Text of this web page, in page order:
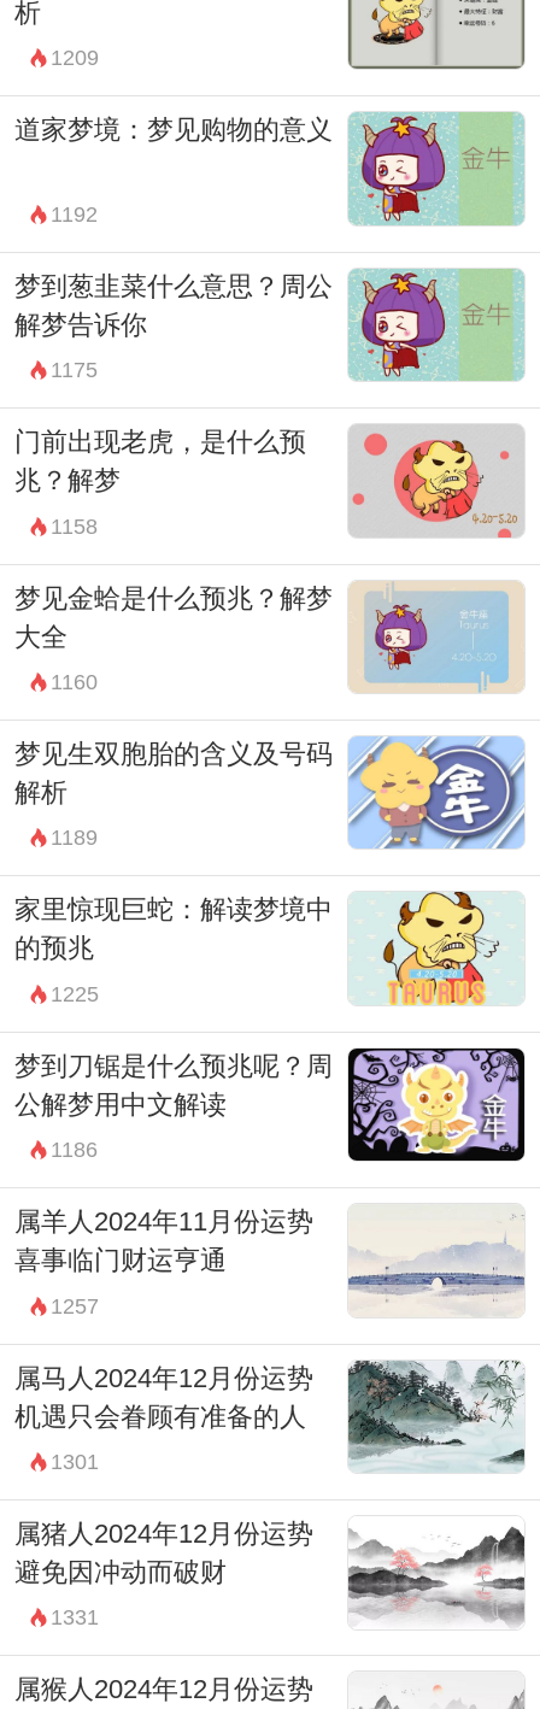
中的每一种境遇都有其独特的寓意，而梦境
更是一扇通往内心世界的窗户，它值得我们
用心去聆听和思考。
析
1209
道家梦境：梦见购物的意义
1192
梦到葱韭菜什么意思？周公
解梦告诉你
1175
门前出现老虎，是什么预
兆？解梦
1158
梦见金蛤是什么预兆？解梦
大全
1160
梦见生双胞胎的含义及号码
解析
1189
家里惊现巨蛇：解读梦境中
的预兆
1225
梦到刀锯是什么预兆呢？周
公解梦用中文解读
1186
属羊人2024年11月份运势
喜事临门财运亨通
1257
属马人2024年12月份运势
机遇只会眷顾有准备的人
1301
属猪人2024年12月份运势
避免因冲动而破财
1331
属猴人2024年12月份运势